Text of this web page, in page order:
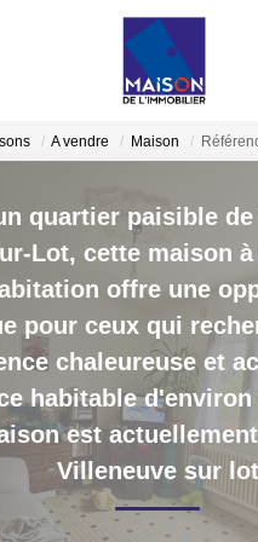
GESTION
ESTIMATION
Estimer Vendre
Estimation En Ligne
Biens Vendus
A vendre Maison
quartier paisible
Lot, cette maison à
offre une
pour ceux qui
chaleureuse et
habitable d'environ
est
Villeneuve sur lot